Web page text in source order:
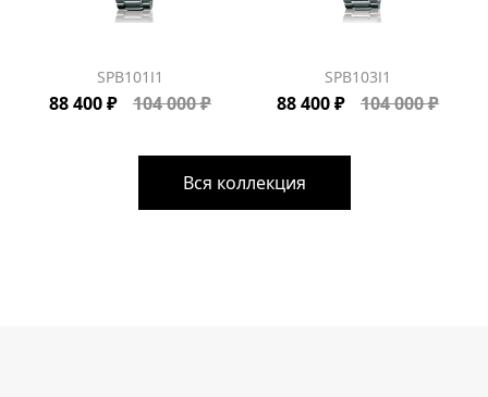
SPB101J1
88 400 ₽ 104 000 ₽
SPB103J1
88 400 ₽ 104 000 ₽
Вся коллекция